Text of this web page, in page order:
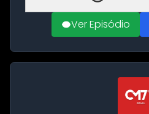
Ver Episódio